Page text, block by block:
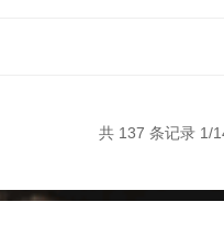
共 137 条记录 1/